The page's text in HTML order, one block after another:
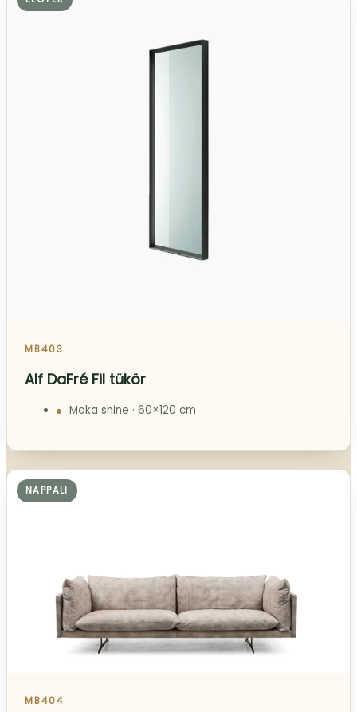
MB403
Alf DaFré Fil tükör
Moka shine · 60×120 cm
NAPPALI
MB404